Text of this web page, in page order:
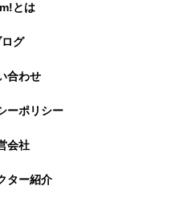
とは
ログ
合わせ
ーポリシー
会社
ター紹介